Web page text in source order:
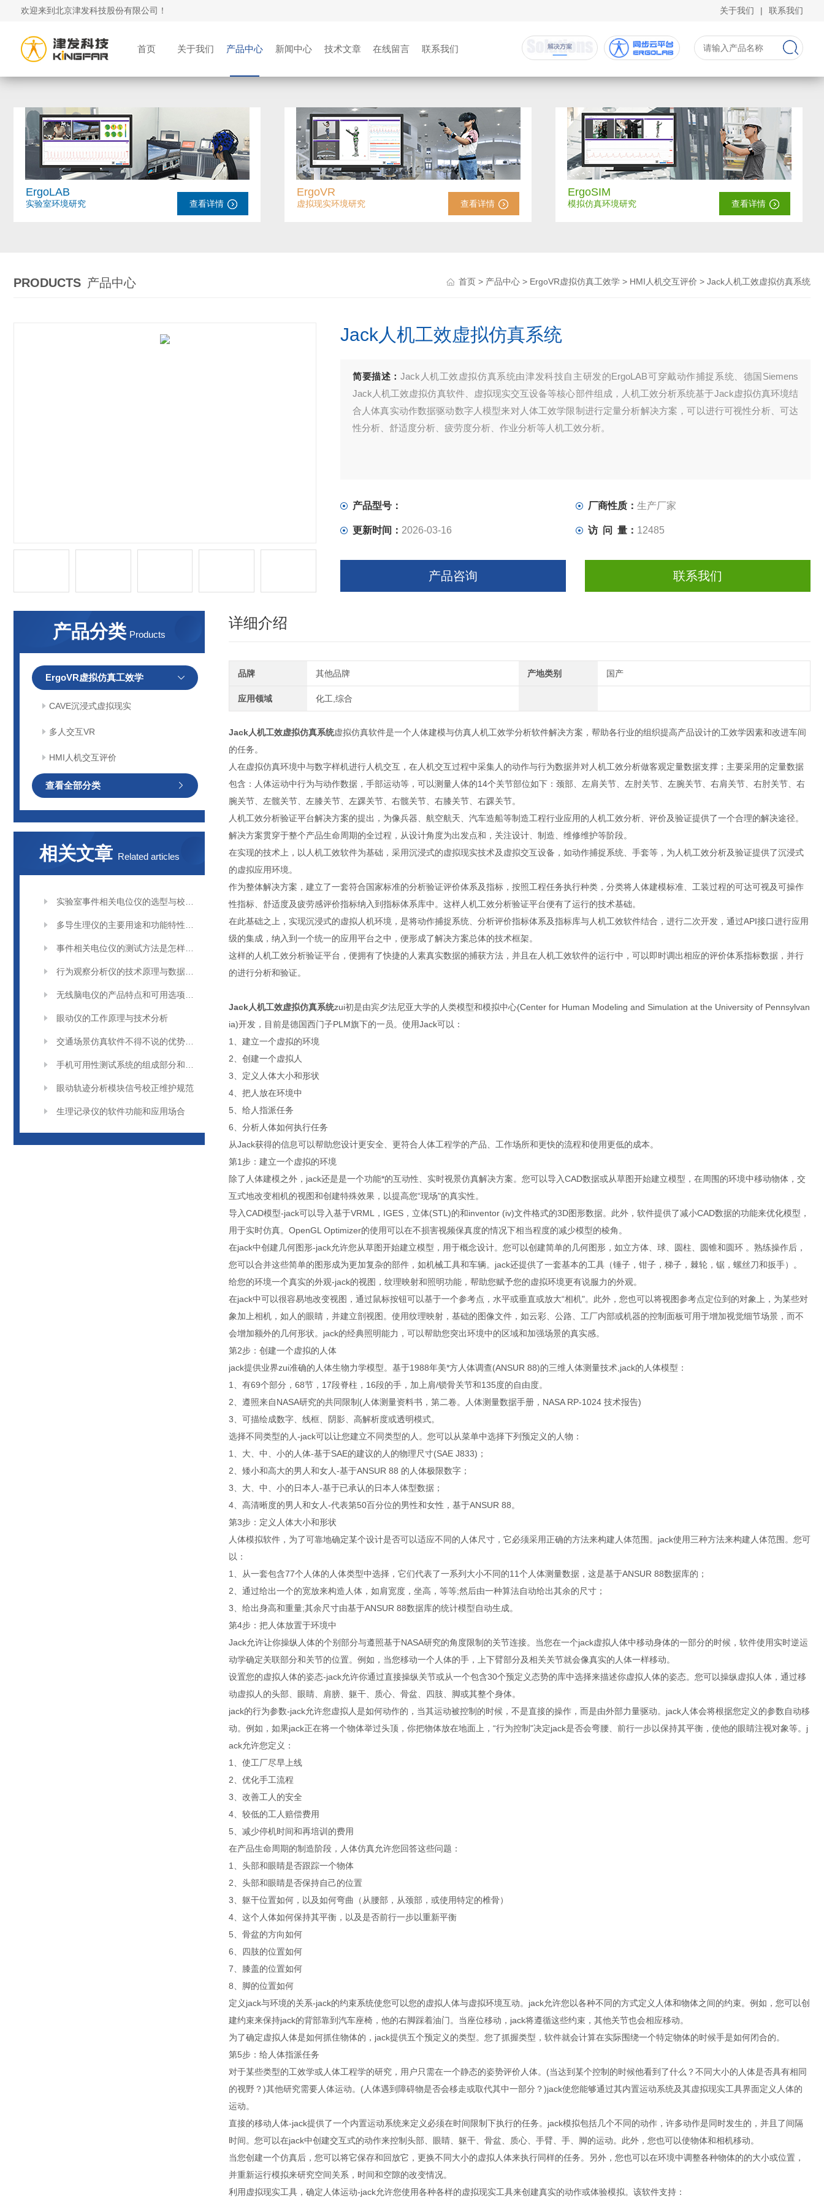
欢迎来到北京津发科技股份有限公司！ 关于我们 | 联系我们
首页 关于我们 产品中心 新闻中心 技术文章 在线留言 联系我们
ErgoLAB
实验室环境研究 查看详情
ErgoVR
虚拟现实环境研究 查看详情
ErgoSIM
模拟仿真环境研究 查看详情
PRODUCTS 产品中心 首页 > 产品中心 > ErgoVR虚拟仿真工效学 > HMI人机交互评价 > Jack人机工效虚拟仿真系统
Jack人机工效虚拟仿真系统
简要描述： Jack人机工效虚拟仿真系统由津发科技自主研发的ErgoLAB可穿戴动作捕捉系统、德国Siemens
Jack人机工效虚拟仿真软件、虚拟现实交互设备等核心部件组成，人机工效分析系统基于Jack虚拟仿真环境结
合人体真实动作数据驱动数字人模型来对人体工效学限制进行定量分析解决方案，可以进行可视性分析、可达
性分析、舒适度分析、疲劳度分析、作业分析等人机工效分析。
产品型号： 厂商性质： 生产厂家
更新时间： 2026-03-16 访 问 量： 12485
产品咨询 联系我们
产品分类 Products
ErgoVR虚拟仿真工效学
CAVE沉浸式虚拟现实
多人交互VR
HMI人机交互评价
查看全部分类
相关文章 Related articles
眼动仪的工作原理与技术分析
眼动轨迹分析模块信号校正维护规范
生理记录仪的软件功能和应用场合
详细介绍
品牌 其他品牌 产地类别 国产
应用领域 化工,综合
Jack人机工效虚拟仿真系统虚拟仿真软件是一个人体建模与仿真人机工效学分析软件解决方案，帮助各行业的组织提高产品设计的工效学因素和改进车间
的任务。
人在虚拟仿真环境中与数字样机进行人机交互，在人机交互过程中采集人的动作与行为数据并对人机工效分析做客观定量数据支撑；主要采用的定量数据
包含：人体运动中行为与动作数据，手部运动等，可以测量人体的14个关节部位如下：颈部、左肩关节、左肘关节、左腕关节、右肩关节、右肘关节、右
腕关节、左髋关节、左膝关节、左踝关节、右髋关节、右膝关节、右踝关节。
人机工效分析验证平台解决方案的提出，为像兵器、航空航天、汽车造船等制造工程行业应用的人机工效分析、评价及验证提供了一个合理的解决途径。
解决方案贯穿于整个产品生命周期的全过程，从设计角度为出发点和，关注设计、制造、维修维护等阶段。
在实现的技术上，以人机工效软件为基础，采用沉浸式的虚拟现实技术及虚拟交互设备，如动作捕捉系统、手套等，为人机工效分析及验证提供了沉浸式
的虚拟应用环境。
作为整体解决方案，建立了一套符合国家标准的分析验证评价体系及指标，按照工程任务执行种类，分类将人体建模标准、工装过程的可达可视及可操作
性指标、舒适度及疲劳感评价指标纳入到指标体系库中。这样人机工效分析验证平台便有了运行的技术基础。
在此基础之上，实现沉浸式的虚拟人机环境，是将动作捕捉系统、分析评价指标体系及指标库与人机工效软件结合，进行二次开发，通过API接口进行应用
级的集成，纳入到一个统一的应用平台之中，便形成了解决方案总体的技术框架。
这样的人机工效分析验证平台，便拥有了快捷的人素真实数据的捕获方法，并且在人机工效软件的运行中，可以即时调出相应的评价体系指标数据，并行
的进行分析和验证。
Jack人机工效虚拟仿真系统zui初是由宾夕法尼亚大学的人类模型和模拟中心(Center for Human Modeling and Simulation at the University of Pennsylvan
ia)开发，目前是德国西门子PLM旗下的一员。使用Jack可以：
1、建立一个虚拟的环境
2、创建一个虚拟人
3、定义人体大小和形状
4、把人放在环境中
5、给人指派任务
6、分析人体如何执行任务
从Jack获得的信息可以帮助您设计更安全、更符合人体工程学的产品、工作场所和更快的流程和使用更低的成本。
第1步：建立一个虚拟的环境
除了人体建模之外，jack还是是一个功能*的互动性、实时视景仿真解决方案。您可以导入CAD数据或从草图开始建立模型，在周围的环境中移动物体，交
互式地改变相机的视图和创建特殊效果，以提高您“现场"的真实性。
导入CAD模型-jack可以导入基于VRML，IGES，立体(STL)的和inventor (iv)文件格式的3D图形数据。此外，软件提供了减小CAD数据的功能来优化模型，
用于实时仿真。OpenGL Optimizer的使用可以在不损害视频保真度的情况下相当程度的减少模型的棱角。
在jack中创建几何图形-jack允许您从草图开始建立模型，用于概念设计。您可以创建简单的几何图形，如立方体、球、圆柱、圆锥和圆环 。熟练操作后，
您可以合并这些简单的图形成为更加复杂的部件，如机械工具和车辆。jack还提供了一套基本的工具（锤子，钳子，梯子，棘轮，锯，螺丝刀和扳手）。
给您的环境一个真实的外观-jack的视图，纹理映射和照明功能，帮助您赋予您的虚拟环境更有说服力的外观。
在jack中可以很容易地改变视图，通过鼠标按钮可以基于一个参考点，水平或垂直或放大“相机"。此外，您也可以将视图参考点定位到的对象上，为某些对
象加上相机，如人的眼睛，并建立剖视图。使用纹理映射，基础的图像文件，如云彩、公路、工厂内部或机器的控制面板可用于增加视觉细节场景，而不
会增加额外的几何形状。jack的经典照明能力，可以帮助您突出环境中的区域和加强场景的真实感。
第2步：创建一个虚拟的人体
jack提供业界zui准确的人体生物力学模型。基于1988年美*方人体调查(ANSUR 88)的三维人体测量技术,jack的人体模型：
1、有69个部分，68节，17段脊柱，16段的手，加上肩/锁骨关节和135度的自由度。
2、遵照来自NASA研究的共同限制(人体测量资料书，第二卷。人体测量数据手册，NASA RP-1024 技术报告)
3、可描绘成数字、线框、阴影、高解析度或透明模式。
选择不同类型的人-jack可以让您建立不同类型的人。您可以从菜单中选择下列预定义的人物：
1、大、中、小的人体-基于SAE的建议的人的物理尺寸(SAE J833)；
2、矮小和高大的男人和女人-基于ANSUR 88 的人体极限数字；
3、大、中、小的日本人-基于已承认的日本人体型数据；
4、高清晰度的男人和女人-代表第50百分位的男性和女性，基于ANSUR 88。
第3步：定义人体大小和形状
人体模拟软件，为了可靠地确定某个设计是否可以适应不同的人体尺寸，它必须采用正确的方法来构建人体范围。jack使用三种方法来构建人体范围。您可
以：
1、从一套包含77个人体的人体类型中选择，它们代表了一系列大小不同的11个人体测量数据，这是基于ANSUR 88数据库的；
2、通过给出一个的宽放来构造人体，如肩宽度，坐高，等等;然后由一种算法自动给出其余的尺寸；
3、给出身高和重量;其余尺寸由基于ANSUR 88数据库的统计模型自动生成。
第4步：把人体放置于环境中
Jack允许让你操纵人体的个别部分与遵照基于NASA研究的角度限制的关节连接。当您在一个jack虚拟人体中移动身体的一部分的时候，软件使用实时逆运
动学确定关联部分和关节的位置。例如，当您移动一个人体的手，上下臂部分及相关关节就会像真实的人体一样移动。
设置您的虚拟人体的姿态-jack允许你通过直接操纵关节或从一个包含30个预定义态势的库中选择来描述你虚拟人体的姿态。您可以操纵虚拟人体，通过移
动虚拟人的头部、眼睛、肩膀、躯干、质心、骨盆、四肢、脚或其整个身体。
jack的行为参数-jack允许您虚拟人是如何动作的，当其运动被控制的时候，不是直接的操作，而是由外部力量驱动。jack人体会将根据您定义的参数自动移
动。例如，如果jack正在将一个物体举过头顶，你把物体放在地面上，“行为控制"决定jack是否会弯腰、前行一步以保持其平衡，使他的眼睛注视对象等。j
ack允许您定义：
1、使工厂尽早上线
2、优化手工流程
3、改善工人的安全
4、较低的工人赔偿费用
5、减少停机时间和再培训的费用
在产品生命周期的制造阶段，人体仿真允许您回答这些问题：
1、头部和眼睛是否跟踪一个物体
2、头部和眼睛是否保持自己的位置
3、躯干位置如何，以及如何弯曲（从腰部，从颈部，或使用特定的椎骨）
4、这个人体如何保持其平衡，以及是否前行一步以重新平衡
5、骨盆的方向如何
6、四肢的位置如何
7、膝盖的位置如何
8、脚的位置如何
定义jack与环境的关系-jack的约束系统使您可以您的虚拟人体与虚拟环境互动。jack允许您以各种不同的方式定义人体和物体之间的约束。例如，您可以创
建约束来保持jack的背部靠到汽车座椅，他的右脚踩着油门。当座位移动，jack将遵循这些约束，其他关节也会相应移动。
为了确定虚拟人体是如何抓住物体的，jack提供五个预定义的类型。您了抓握类型，软件就会计算在实际围绕一个特定物体的时候手是如何闭合的。
第5步：给人体指派任务
对于某些类型的工效学或人体工程学的研究，用户只需在一个静态的姿势评价人体。(当达到某个控制的时候他看到了什么？不同大小的人体是否具有相同
的视野？)其他研究需要人体运动。(人体遇到障碍物是否会移走或取代其中一部分？)jack使您能够通过其内置运动系统及其虚拟现实工具界面定义人体的
运动。
直接的移动人体-jack提供了一个内置运动系统来定义必须在时间限制下执行的任务。jack模拟包括几个不同的动作，许多动作是同时发生的，并且了间隔
时间。您可以在jack中创建交互式的动作来控制头部、眼睛、躯干、骨盆、质心、手臂、手、脚的运动。此外，您也可以使物体和相机移动。
当您创建一个仿真后，您可以将它保存和回放它，更换不同大小的虚拟人体来执行同样的任务。另外，您也可以在环境中调整各种物体的的大小或位置，
并重新运行模拟来研究空间关系，时间和空隙的改变情况。
利用虚拟现实工具，确定人体运动-jack允许您使用各种各样的虚拟现实工具来创建真实的动作或体验模拟。该软件支持：